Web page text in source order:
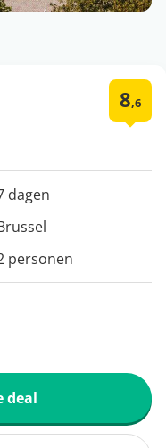
8,6
dagen
personen
deal